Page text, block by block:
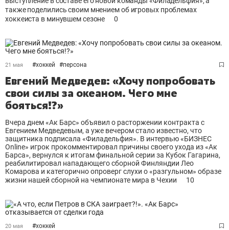
также поделились своим мнением об игровых проблемах
хоккеиста в минувшем сезоне
0
21 мая #хоккей #персона
Евгений Медведев: «Хочу попробовать
свои силы за океаном. Чего мне
бояться!?»
Вчера днем «Ак Барс» объявил о расторжении контракта с
Евгением Медведевым, а уже вечером стало известно, что
защитника подписала «Филадельфия». В интервью «БИЗНЕС
Online» игрок прокомментировал причины своего ухода из «Ак
Барса», вернулся к итогам финальной серии за Кубок Гагарина,
реабилитировал нападающего сборной Финляндии Лео
Комарова и категорично опроверг слухи о «разгульном» образе
жизни нашей сборной на чемпионате мира в Чехии
10
20 мая #хоккей